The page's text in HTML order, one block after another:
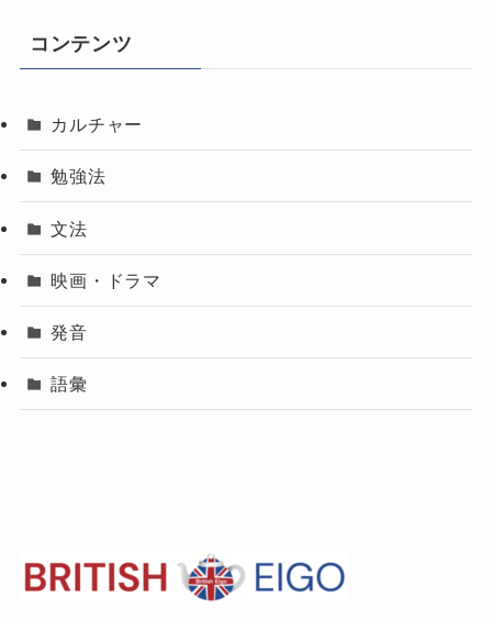
コンテンツ
カルチャー
勉強法
文法
映画・ドラマ
発音
語彙